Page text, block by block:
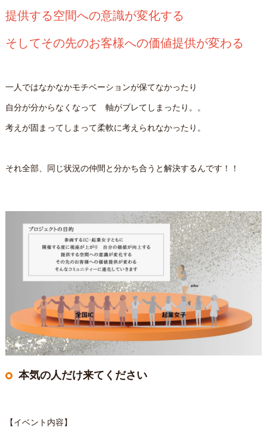
提供する空間への意識が変化する
そしてその先のお客様への価値提供が変わる
一人ではなかなかモチベーションが保てなかったり
自分が分からなくなって 軸がブレてしまったり。。
考えが固まってしまって柔軟に考えられなかったり。
それ全部、同じ状況の仲間と分かち合うと解決するんです！！
本気の人だけ来てください
【イベント内容】